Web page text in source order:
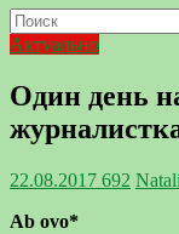
Актуально
Один день
22.08.2017 692 Natali
Ab ovo*